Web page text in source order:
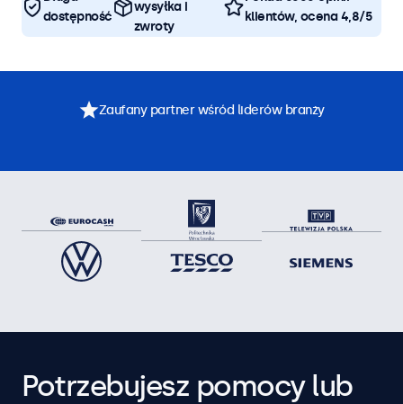
dostępność
wysyłka i
zwroty
klientów, ocena 4,8/5
Zaufany partner wśród liderów branży
Potrzebujesz pomocy lub